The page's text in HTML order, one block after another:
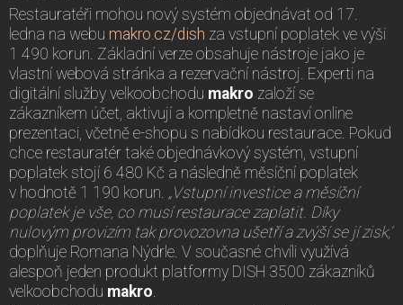
Restauratéři mohou nový systém objednávat od 17.
ledna na webu makro.cz/dish za vstupní poplatek ve výši
1 490 korun. Základní verze obsahuje nástroje jako je
vlastní webová stránka a rezervační nástroj. Experti na
digitální služby velkoobchodu makro založí se
zákazníkem účet, aktivují a kompletně nastaví online
prezentaci, včetně e-shopu s nabídkou restaurace. Pokud
chce restauratér také objednávkový systém, vstupní
poplatek stojí 6 480 Kč a následně měsíční poplatek
v hodnotě 1 190 korun. „Vstupní investice a měsíční
poplatek je vše, co musí restaurace zaplatit. Díky
nulovým provizím tak provozovna ušetří a zvýší se jí zisk,“
doplňuje Romana Nýdrle. V současné chvíli využívá
alespoň jeden produkt platformy DISH 3500 zákazníků
velkoobchodu makro